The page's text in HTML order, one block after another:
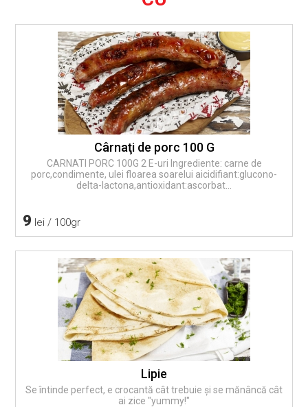
Cârnaţi de porc 100 G
CARNATI PORC 100G 2 E-uri Ingrediente: carne de
porc,condimente, ulei floarea soarelui aicidifiant:glucono-
delta-lactona,antioxidant:ascorbat...
9 lei / 100gr
Lipie
Se întinde perfect, e crocantă cât trebuie și se mănâncă cât
ai zice "yummy!"